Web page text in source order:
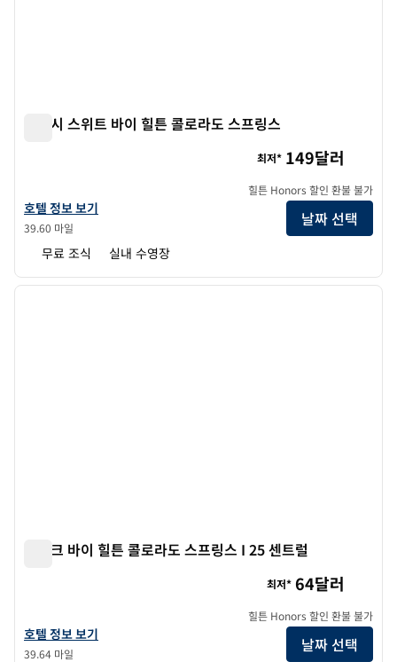
엠버시 스위트 바이 힐튼 콜로라도 스프링스
앰버시 스위트 바이 힐튼 콜로라도 스프링스의 호텔 정보 보기
호텔 정보 보기
39.60 마일
최저* 149달러
힐튼 Honors 할인 환불 불가
날짜 선택
무료 조식 실내 수영장
1/12
1/12
다음
스파크 바이 힐튼 콜로라도 스프링스 I 25 센트럴
스파크 바이 힐튼 콜로라도 스프링스 I 25 센트럴의 호텔 정보 보기
호텔 정보 보기
39.64 마일
최저* 64달러
힐튼 Honors 할인 환불 불가
날짜 선택